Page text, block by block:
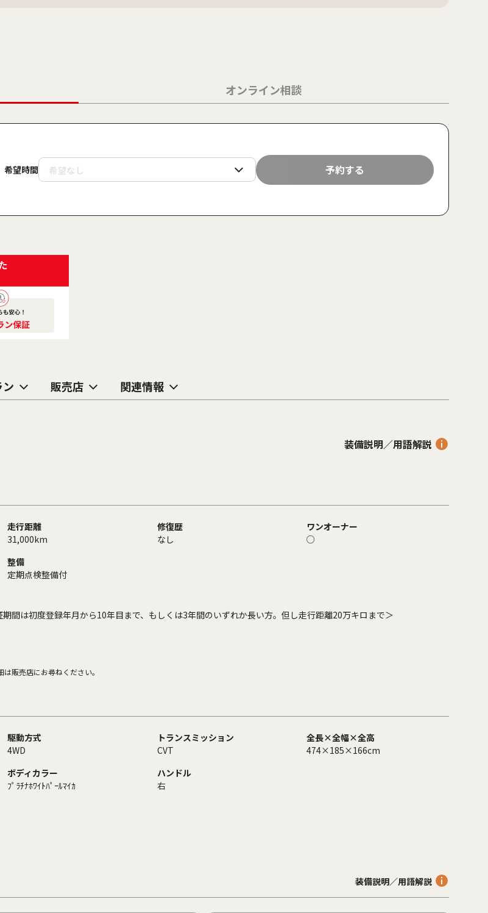
オンライン相談
日 月
17
火
18 19 20 21 22 23
月
24
木
希望時間 予約する
販売店 関連情報
装備説明／用語解説
走行距離
31,000km
修復歴
なし
ワンオーナー
○
整備
定期点検整備付
は初度登録年月から10年目まで、もしくは3年間のいずれか長い方。但し走行距離20万キロまで＞
販売店にお尋ねください。
駆動方式
4WD
トランスミッション
CVT
全長×全幅×全高
474×185×166cm
ボディカラー
ﾌﾟﾗﾁﾅﾎﾜｲﾄﾊﾟｰﾙﾏｲｶ
ハンドル
右
装備説明／用語解説